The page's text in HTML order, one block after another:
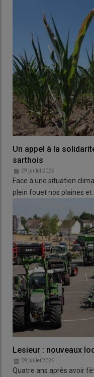
Un appel à la
sarthois
09 juillet 2026
Face à une situation
plein fouet nos plaines et
Lesieur : nouveaux
09 juillet 2026
Quatre ans après avoir